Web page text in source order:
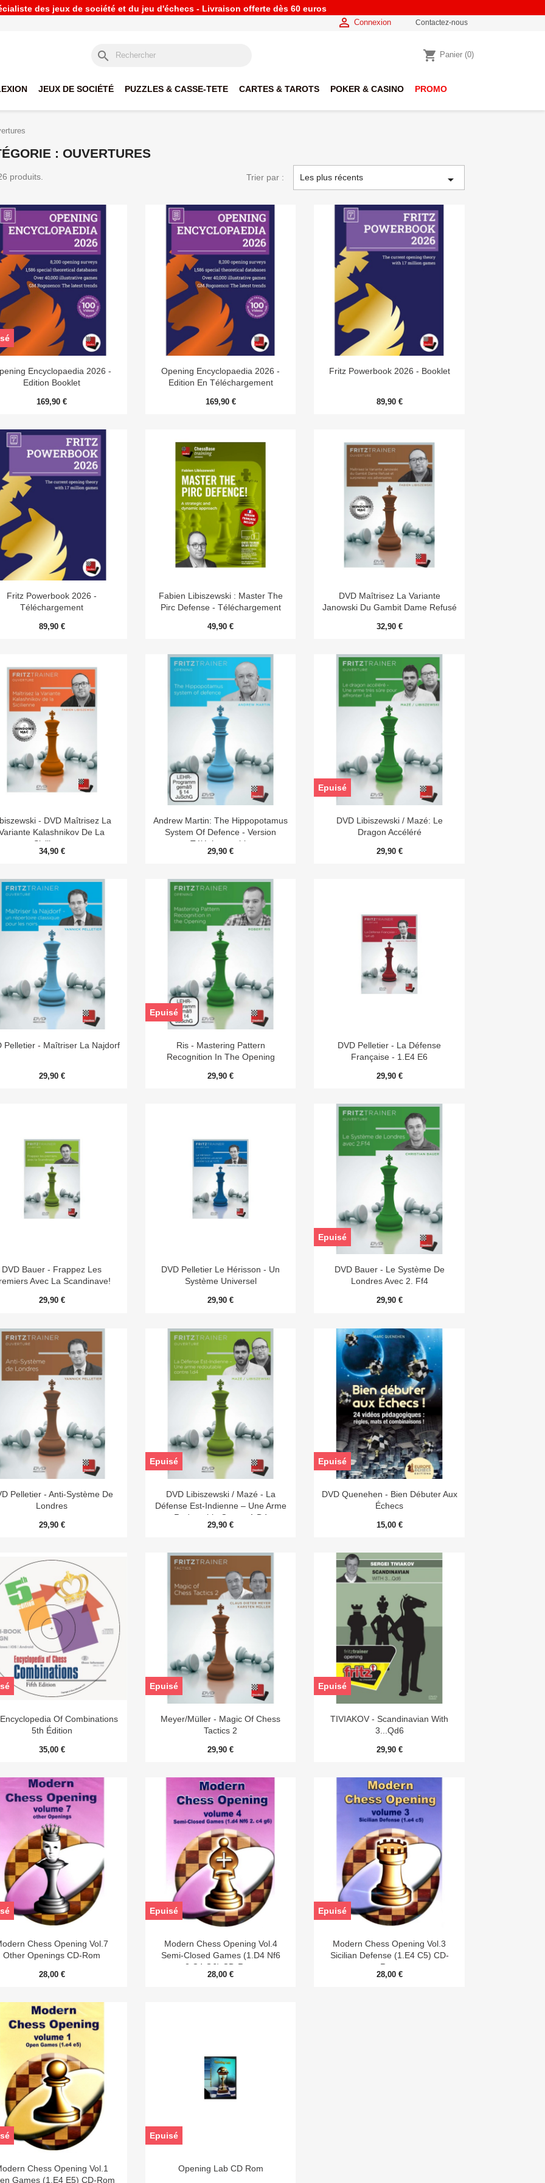
des jeux de société et du jeu d'échecs - Livraison offerte dès 60 euros
 Connexion Contactez-nous
search shopping_cart Panier (0)
JEUX DE SOCIÉTÉ PUZZLES & CASSE-TETE CARTES & TAROTS POKER & CASINO PROMO
: OUVERTURES
produits. Trier par : Les plus récents 
 Aperçu rapide
Encyclopaedia 2026 -
Edition Booklet
169,90 €
 Aperçu rapide
Opening Encyclopaedia 2026 -
Edition En Téléchargement
169,90 €
Aperçu rapide
Fritz Powerbook 2026 - Booklet
89,90 €
Aperçu rapide
Fritz Powerbook 2026 -
Téléchargement
89,90 €
Aperçu rapide
Fabien Libiszewski : Master The
Pirc Defense - Téléchargement
49,90 €
Aperçu rapide
DVD Maîtrisez La Variante
Janowski Du Gambit Dame Refusé
32,90 €
Aperçu rapide
- DVD Maîtrisez La
Kalashnikov De La
Sicilienne
34,90 €
Aperçu rapide
Andrew Martin: The Hippopotamus
System Of Defence - Version
Téléchargeable
29,90 €
Aperçu rapide
DVD Libiszewski / Mazé: Le
Dragon Accéléré
29,90 €
Epuisé
Aperçu rapide
Pelletier - Maîtriser La Najdorf
29,90 €
 Aperçu rapide
Ris - Mastering Pattern
Recognition In The Opening
29,90 €
Epuisé
Aperçu rapide
DVD Pelletier - La Défense
Française - 1.e4 E6
29,90 €
Aperçu rapide
DVD Bauer - Frappez Les
Avec La Scandinave!
29,90 €
Aperçu rapide
DVD Pelletier Le Hérisson - Un
Système Universel
29,90 €
Aperçu rapide
DVD Bauer - Le Système De
Londres Avec 2. Ff4
29,90 €
Epuisé
Aperçu rapide
Pelletier - Anti-Système De
Londres
29,90 €
Aperçu rapide
DVD Libiszewski / Mazé - La
Défense Est-Indienne – Une Arme
Redoutable Contre 1.d4
29,90 €
Epuisé
Aperçu rapide
DVD Quenehen - Bien Débuter Aux
Échecs
15,00 €
Epuisé
Aperçu rapide
Of Combinations
5th Édition
35,00 €
Aperçu rapide
Meyer/Müller - Magic Of Chess
Tactics 2
29,90 €
Epuisé
Aperçu rapide
TIVIAKOV - Scandinavian With
3...Qd6
29,90 €
Epuisé
Aperçu rapide
Chess Opening Vol.7
Other Openings CD-Rom
28,00 €
Aperçu rapide
Modern Chess Opening Vol.4
Semi-Closed Games (1.d4 Nf6
2.c4 G6) CD-Rom
28,00 €
Epuisé
Aperçu rapide
Modern Chess Opening Vol.3
Sicilian Defense (1.e4 C5) CD-
Rom
28,00 €
Epuisé
Aperçu rapide
Chess Opening Vol.1
Games (1.e4 E5) CD-Rom
Aperçu rapide
Opening Lab CD Rom
Epuisé